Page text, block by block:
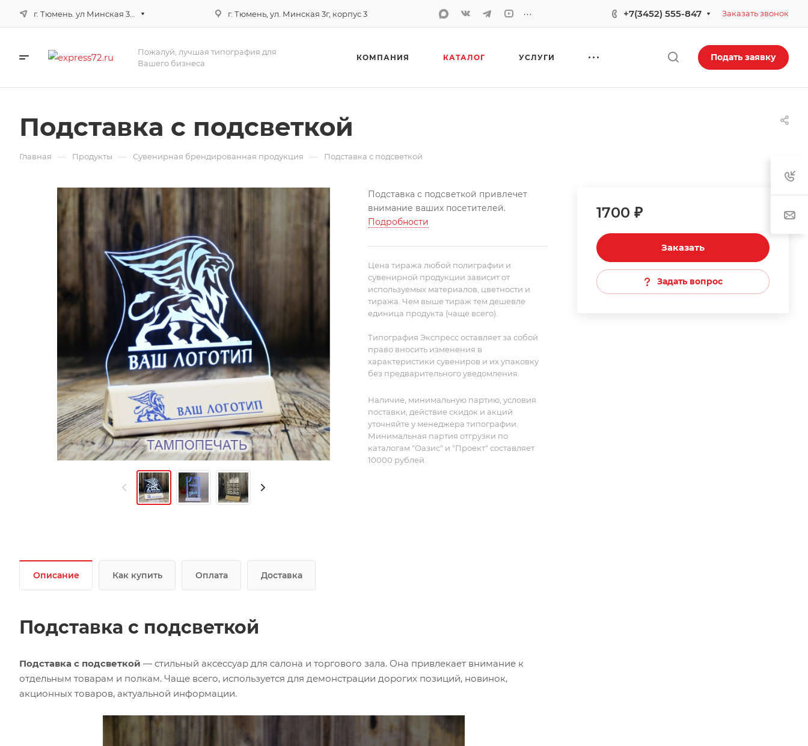
г. Тюмень, ул. Минская 3г, корпус 3 ... +7(3452) 555-847 Заказать звонок
Пожалуй, лучшая типография для
Вашего бизнеса
КОМПАНИЯ КАТАЛОГ УСЛУГИ Подать заявку
Подставка с подсветкой
Главная — Продукты — Сувенирная брендированная продукция — Подставка с подсветкой
1700 ₽
Заказать
Задать вопрос
Подставка с подсветкой привлечет
внимание ваших посетителей.
Подробности
Цена тиража любой полиграфии и
сувенирной продукции зависит от
используемых материалов, цветности и
тиража. Чем выше тираж тем дешевле
единица продукта (чаще всего).
Типография Экспресс оставляет за собой
право вносить изменения в
характеристики сувениров и их упаковку
без предварительного уведомления.
Наличие, минимальную партию, условия
поставки, действие скидок и акций
уточняйте у менеджера типографии.
Минимальная партия отгрузки по
каталогам "Оазис" и "Проект" составляет
10000 рублей.
Описание Как купить Оплата Доставка
Подставка с подсветкой
Подставка с подсветкой — стильный аксессуар для салона и торгового зала. Она привлекает внимание к
отдельным товарам и полкам. Чаще всего, используется для демонстрации дорогих позиций, новинок,
акционных товаров, актуальной информации.